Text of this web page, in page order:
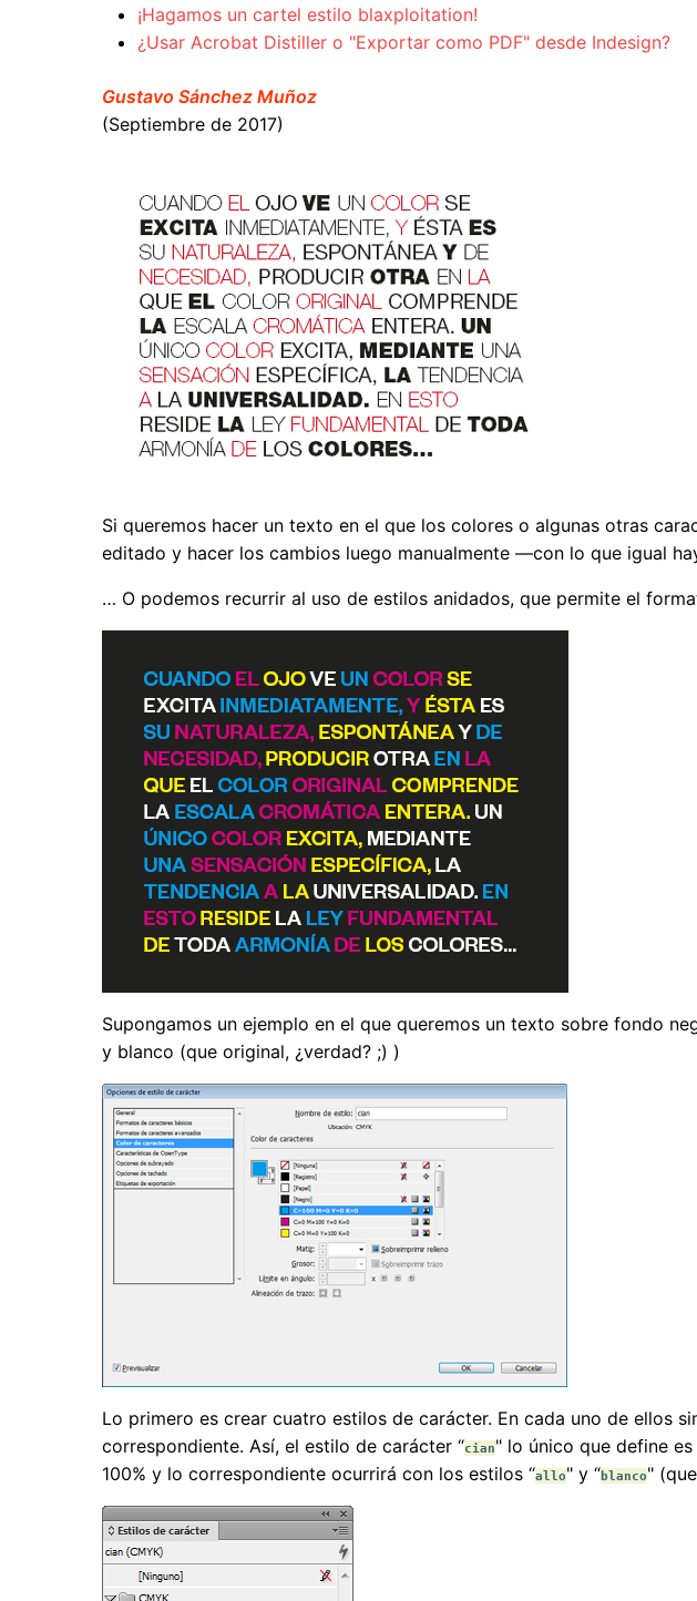
¡Hagamos un cartel estilo blaxploitation!
¿Usar Acrobat Distiller o "Exportar como PDF" desde Indesign?
Gustavo Sánchez Muñoz
(Septiembre de 2017)
Si queremos hacer un texto en el que los colores o algunas otras
editado y hacer los cambios luego manualmente —con lo que igual
… O podemos recurrir al uso de estilos anidados, que permite el
Supongamos un ejemplo en el que queremos un texto sobre fondo
y blanco (que original, ¿verdad? ;) )
Lo primero es crear cuatro estilos de carácter. En cada uno de ellos
correspondiente. Así, el estilo de carácter “cian" lo único que define
100% y lo correspondiente ocurrirá con los estilos “allo" y “blanco"